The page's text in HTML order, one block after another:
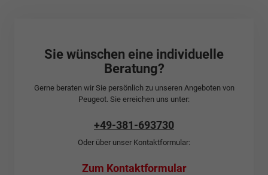
Sie wünschen eine individuelle
Beratung?
Gerne beraten wir Sie persönlich zu unseren Angeboten von
Peugeot. Sie erreichen uns unter:
+49-381-693730
Oder über unser Kontaktformular:
Zum Kontaktformular